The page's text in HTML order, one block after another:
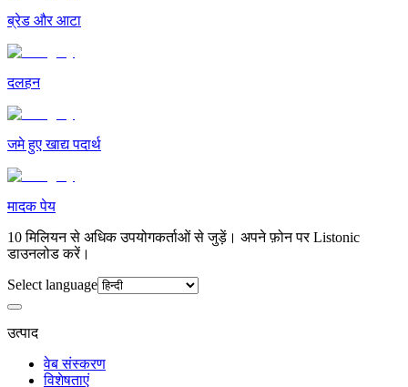
ब्रेड और आटा
दलहन
जमे हुए खाद्य पदार्थ
मादक पेय
10 मिलियन से अधिक उपयोगकर्ताओं से जुड़ें। अपने फ़ोन पर Listonic
डाउनलोड करें।
Select language
उत्पाद
वेब संस्करण
विशेषताएं